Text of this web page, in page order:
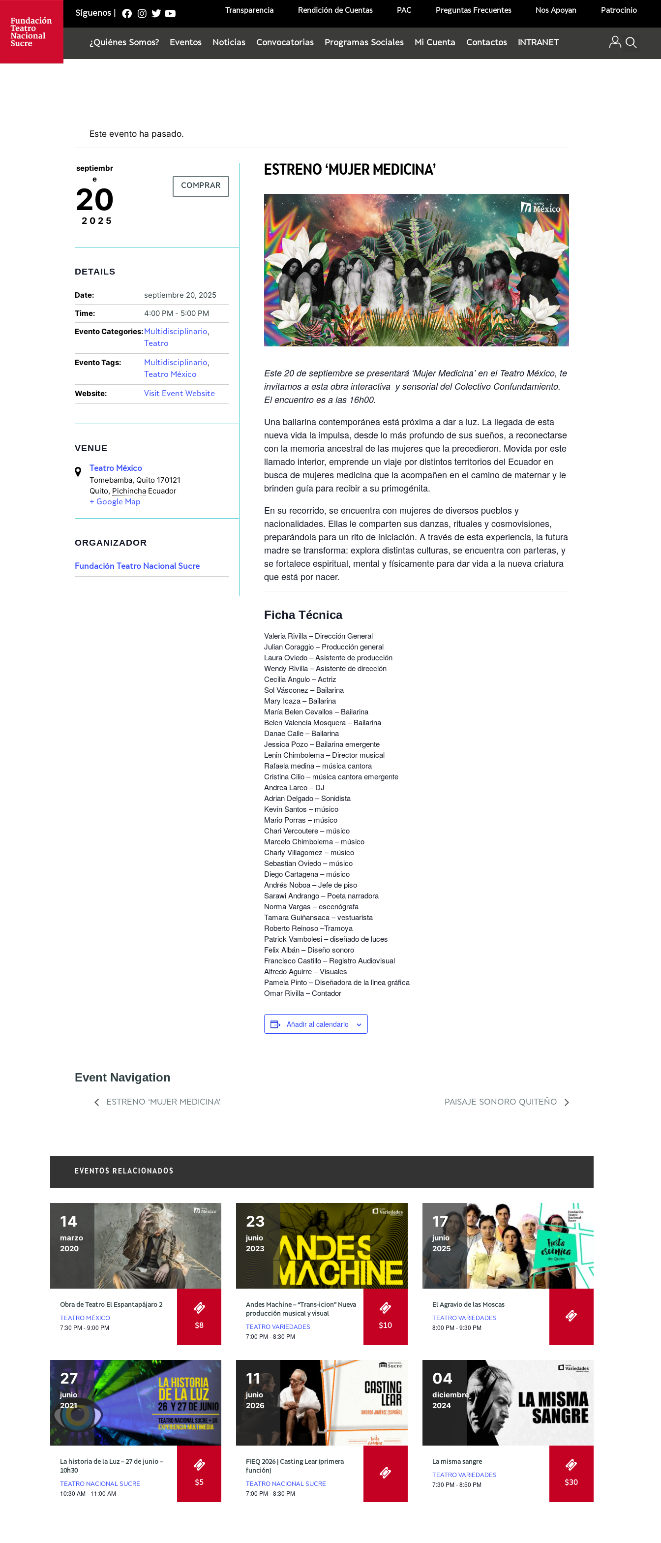
Síguenos Transparencia Rendición de Cuentas PAC Preguntas Frecuentes Nos Apoyan Patrocinio
¿Quiénes Somos? Eventos Noticias Convocatorias Programas Sociales Mi Cuenta Contactos INTRANET
Este evento ha pasado.
ESTRENO ‘MUJER MEDICINA’
Este 20 de septiembre se presentará ‘Mujer Medicina’ en el Teatro México, te
invitamos a esta obra interactiva y sensorial del Colectivo Confundamiento.
El encuentro es a las 16h00.
Una bailarina contemporánea está próxima a dar a luz. La llegada de esta
nueva vida la impulsa, desde lo más profundo de sus sueños, a reconectarse
con la memoria ancestral de las mujeres que la precedieron. Movida por este
llamado interior, emprende un viaje por distintos territorios del Ecuador en
busca de mujeres medicina que la acompañen en el camino de maternar y le
brinden guía para recibir a su primogénita.
En su recorrido, se encuentra con mujeres de diversos pueblos y
nacionalidades. Ellas le comparten sus danzas, rituales y cosmovisiones,
preparándola para un rito de iniciación. A través de esta experiencia, la futura
madre se transforma: explora distintas culturas, se encuentra con parteras, y
se fortalece espiritual, mental y físicamente para dar vida a la nueva criatura
que está por nacer.
Ficha Técnica
Valeria Rivilla – Dirección General
Julian Coraggio – Producción general
Laura Oviedo – Asistente de producción
Wendy Rivilla – Asistente de dirección
Cecilia Angulo – Actriz
Sol Vásconez – Bailarina
Mary Icaza – Bailarina
María Belen Cevallos – Bailarina
Belen Valencia Mosquera – Bailarina
Danae Calle – Bailarina
Jessica Pozo – Bailarina emergente
Lenin Chimbolema – Director musical
Rafaela medina – música cantora
Cristina Cilio – música cantora emergente
Andrea Larco – DJ
Adrian Delgado – Sonidista
Kevin Santos – músico
Mario Porras – músico
Chari Vercoutere – músico
Marcelo Chimbolema – músico
Charly Villagomez – músico
Sebastian Oviedo – músico
Diego Cartagena – músico
Andrés Noboa – Jefe de piso
Sarawi Andrango – Poeta narradora
Norma Vargas – escenógrafa
Tamara Guiñansaca – vestuarista
Roberto Reinoso –Tramoya
Patrick Vambolesi – diseñado de luces
Felix Albán – Diseño sonoro
Francisco Castillo – Registro Audiovisual
Alfredo Aguirre – Visuales
Pamela Pinto – Diseñadora de la linea gráfica
Omar Rivilla – Contador
Añadir al calendario
septiembr
e
20
2025
COMPRAR
DETAILS
Date:
septiembre 20, 2025
Time:
4:00 PM - 5:00 PM
Evento Categories: Multidisciplinario,
Teatro
Evento Tags: Multidisciplinario,
Teatro México
Website: Visit Event Website
VENUE
Teatro México
Tomebamba, Quito 170121
Quito, Pichincha Ecuador
+ Google Map
ORGANIZADOR
Fundación Teatro Nacional Sucre
Event Navigation
ESTRENO ‘MUJER MEDICINA’ PAISAJE SONORO QUITEÑO
EVENTOS RELACIONADOS
14
marzo
2020
Obra de Teatro El Espantapájaro 2
TEATRO MÉXICO
7:30 PM - 9:00 PM $8
23
junio
2023
Andes Machine – “Trans-icion” Nueva
producción musical y visual
TEATRO VARIEDADES
7:00 PM - 8:30 PM
$10
17
junio
2025
El Agravio de las Moscas
TEATRO VARIEDADES
8:00 PM - 9:30 PM
27
junio
2021
La historia de la Luz – 27 de junio –
10h30
TEATRO NACIONAL SUCRE
10:30 AM - 11:00 AM
$5
11
junio
2026
FIEQ 2026 | Casting Lear (primera
función)
TEATRO NACIONAL SUCRE
7:00 PM - 8:30 PM
04
diciembre
2024
La misma sangre
TEATRO VARIEDADES
7:30 PM - 8:50 PM $30